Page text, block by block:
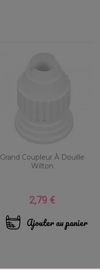
Grand Coupleur À Douille
Wilton
Prix
2,79 €
Ajouter au panier